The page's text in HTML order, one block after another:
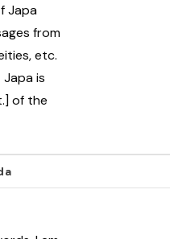
Japa
from
etc.
Japa is
of the